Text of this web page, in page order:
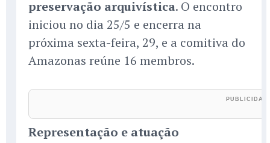
preservação arquivística. O encontro
iniciou no dia 25/5 e encerra na
próxima sexta-feira, 29, e a comitiva do
Amazonas reúne 16 membros.
Representação e atuação